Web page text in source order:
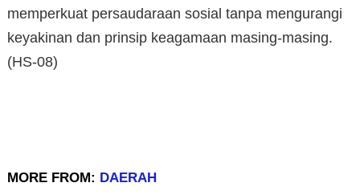
memperkuat persaudaraan sosial tanpa mengurangi
keyakinan dan prinsip keagamaan masing-masing.
(HS-08)
MORE FROM: DAERAH